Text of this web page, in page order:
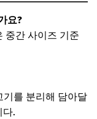
요?
중간 사이즈 기준
기를 분리해 담아달
다.